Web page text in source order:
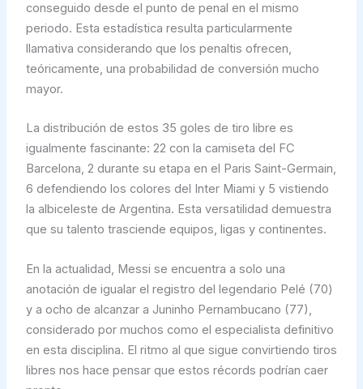
conseguido desde el punto de penal en el mismo
periodo. Esta estadística resulta particularmente
llamativa considerando que los penaltis ofrecen,
teóricamente, una probabilidad de conversión mucho
mayor.
La distribución de estos 35 goles de tiro libre es
igualmente fascinante: 22 con la camiseta del FC
Barcelona, 2 durante su etapa en el Paris Saint-Germain,
6 defendiendo los colores del Inter Miami y 5 vistiendo
la albiceleste de Argentina. Esta versatilidad demuestra
que su talento trasciende equipos, ligas y continentes.
En la actualidad, Messi se encuentra a solo una
anotación de igualar el registro del legendario Pelé (70)
y a ocho de alcanzar a Juninho Pernambucano (77),
considerado por muchos como el especialista definitivo
en esta disciplina. El ritmo al que sigue convirtiendo tiros
libres nos hace pensar que estos récords podrían caer